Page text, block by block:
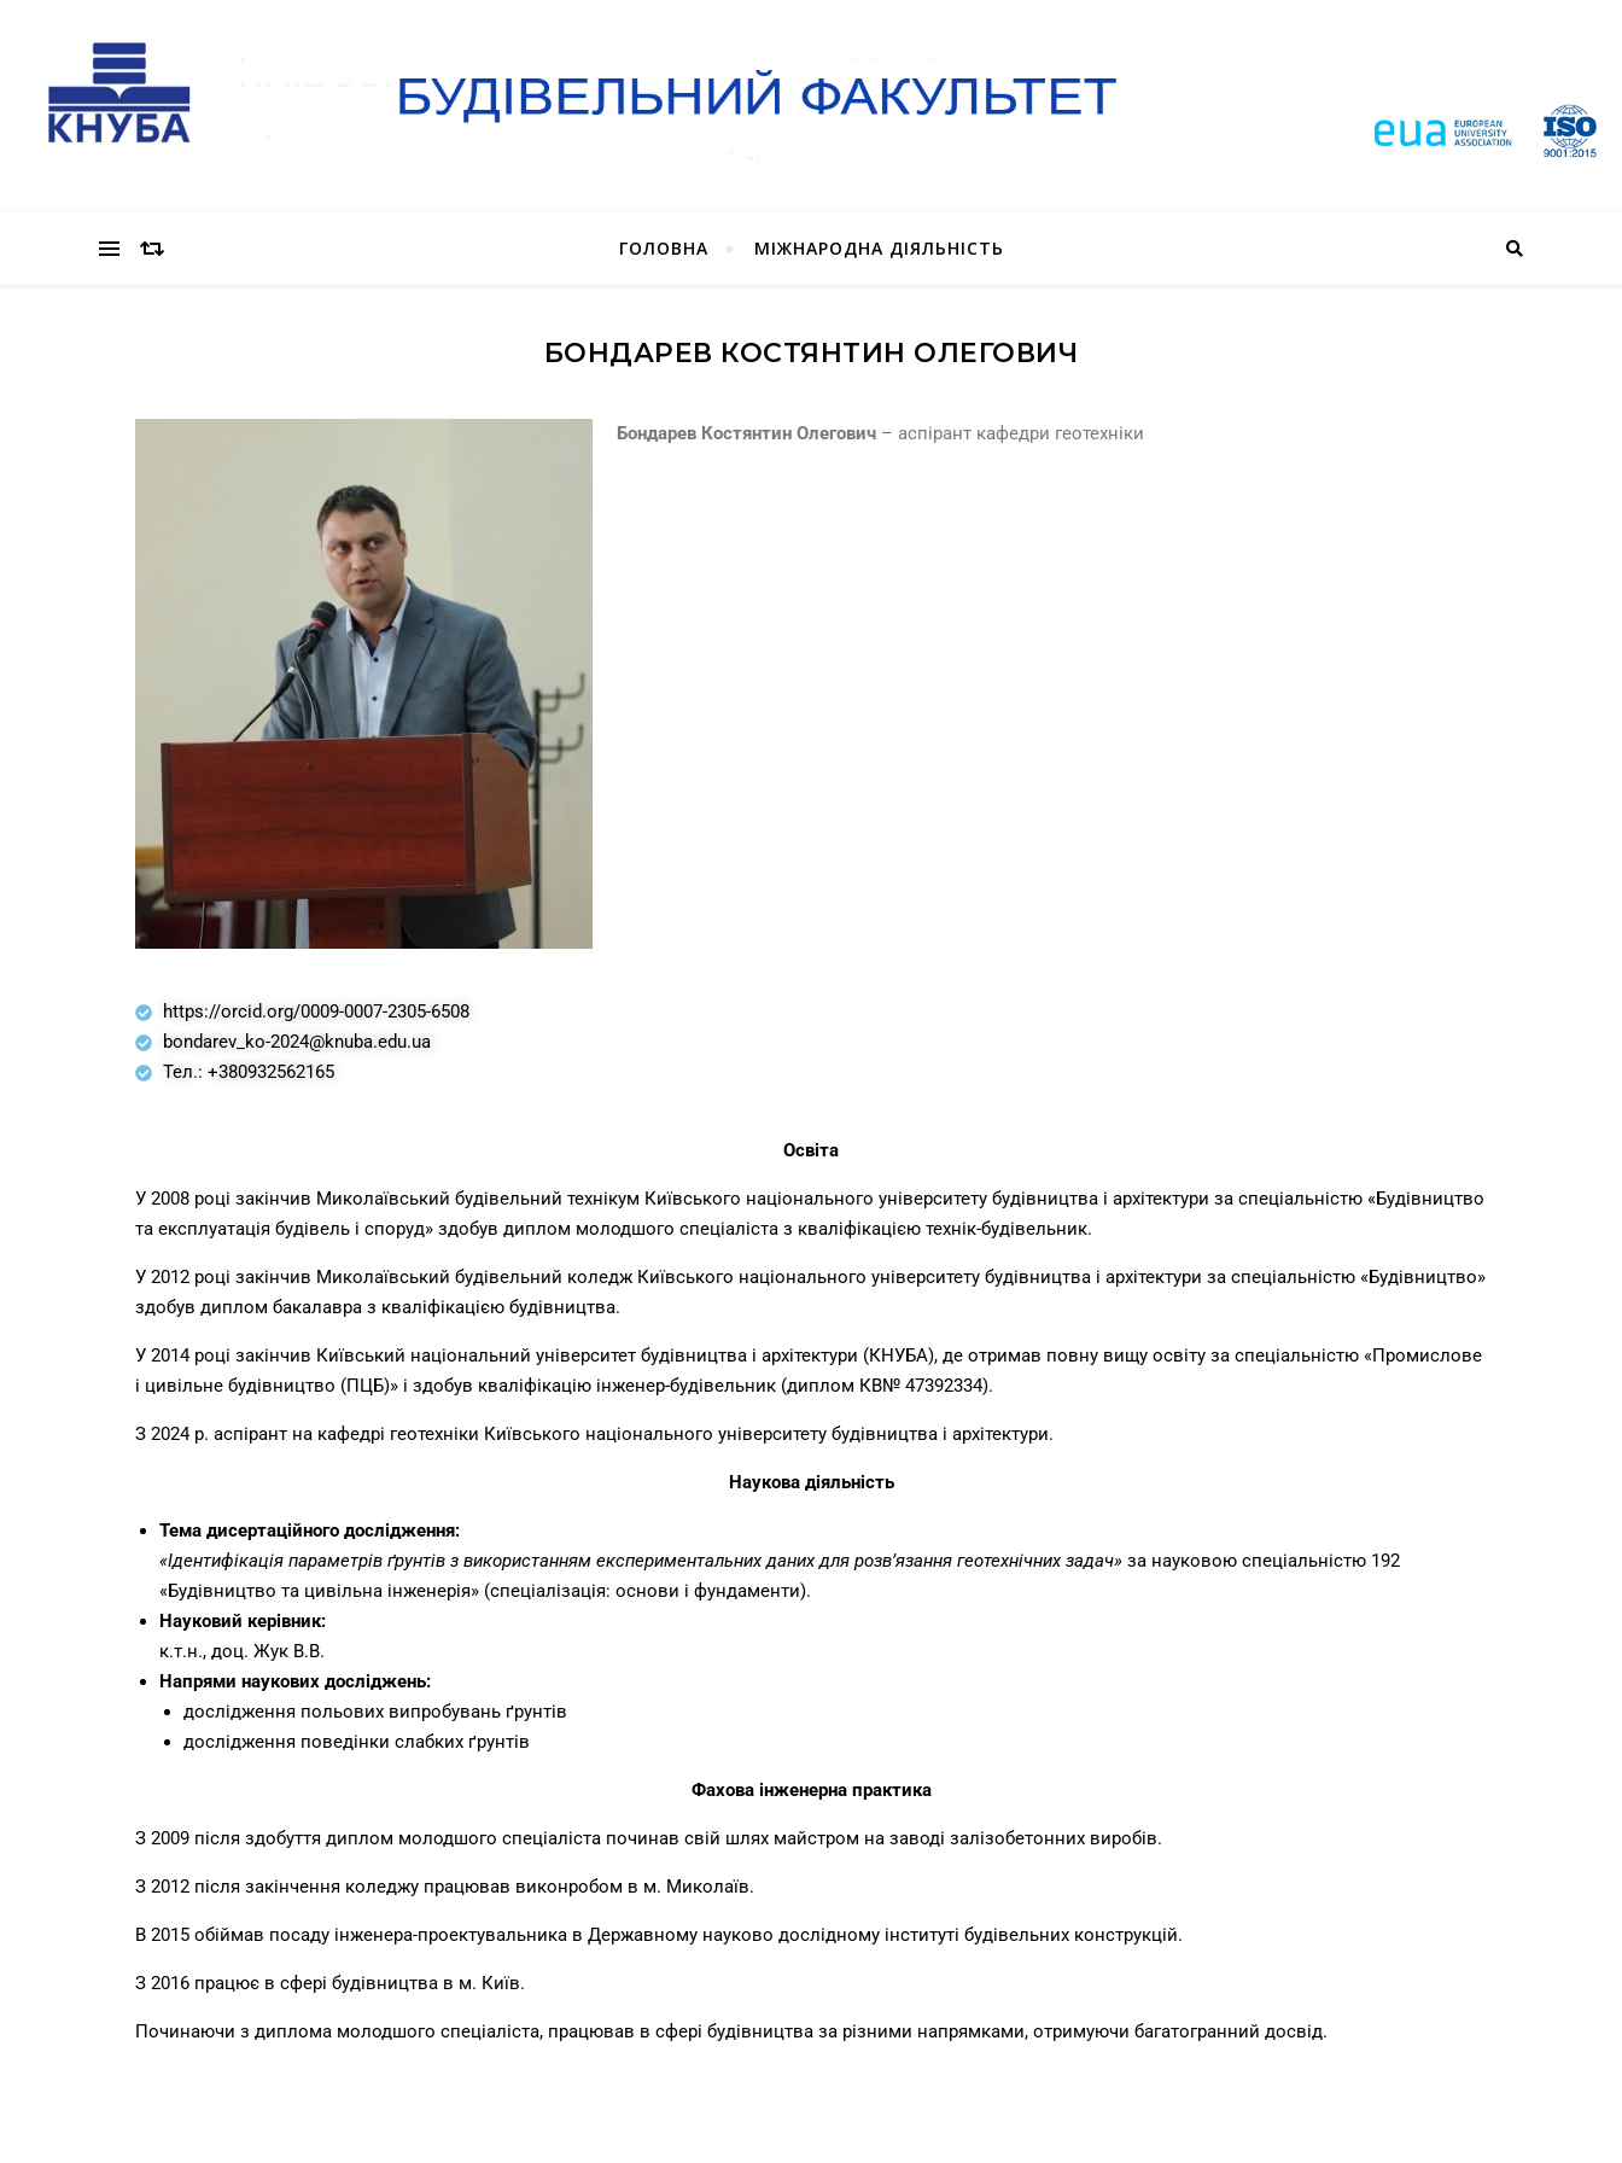
ГОЛОВНА МІЖНАРОДНА ДІЯЛЬНІСТЬ
БОНДАРЕВ КОСТЯНТИН ОЛЕГОВИЧ
Бондарев Костянтин Олегович – аспірант кафедри геотехніки
https://orcid.org/0009-0007-2305-6508
bondarev_ko-2024@knuba.edu.ua
Тел.: +380932562165
Освіта
У 2008 році закінчив Миколаївський будівельний технікум Київського національного університету будівництва і архітектури за спеціальністю «Будівництво
та експлуатація будівель і споруд» здобув диплом молодшого спеціаліста з кваліфікацією технік-будівельник.
У 2012 році закінчив Миколаївський будівельний коледж Київського національного університету будівництва і архітектури за спеціальністю «Будівництво»
здобув диплом бакалавра з кваліфікацією будівництва.
У 2014 році закінчив Київський національний університет будівництва і архітектури (КНУБА), де отримав повну вищу освіту за спеціальністю «Промислове
і цивільне будівництво (ПЦБ)» і здобув кваліфікацію інженер-будівельник (диплом КВ№ 47392334).
З 2024 р. аспірант на кафедрі геотехніки Київського національного університету будівництва і архітектури.
Наукова діяльність
Тема дисертаційного дослідження:
«Ідентифікація параметрів ґрунтів з використанням експериментальних даних для розв’язання геотехнічних задач» за науковою спеціальністю 192
«Будівництво та цивільна інженерія» (спеціалізація: основи і фундаменти).
Науковий керівник:
к.т.н., доц. Жук В.В.
Напрями наукових досліджень:
дослідження польових випробувань ґрунтів
дослідження поведінки слабких ґрунтів
Фахова інженерна практика
З 2009 після здобуття диплом молодшого спеціаліста починав свій шлях майстром на заводі залізобетонних виробів.
З 2012 після закінчення коледжу працював виконробом в м. Миколаїв.
В 2015 обіймав посаду інженера-проектувальника в Державному науково дослідному інституті будівельних конструкцій.
З 2016 працює в сфері будівництва в м. Київ.
Починаючи з диплома молодшого спеціаліста, працював в сфері будівництва за різними напрямками, отримуючи багатогранний досвід.